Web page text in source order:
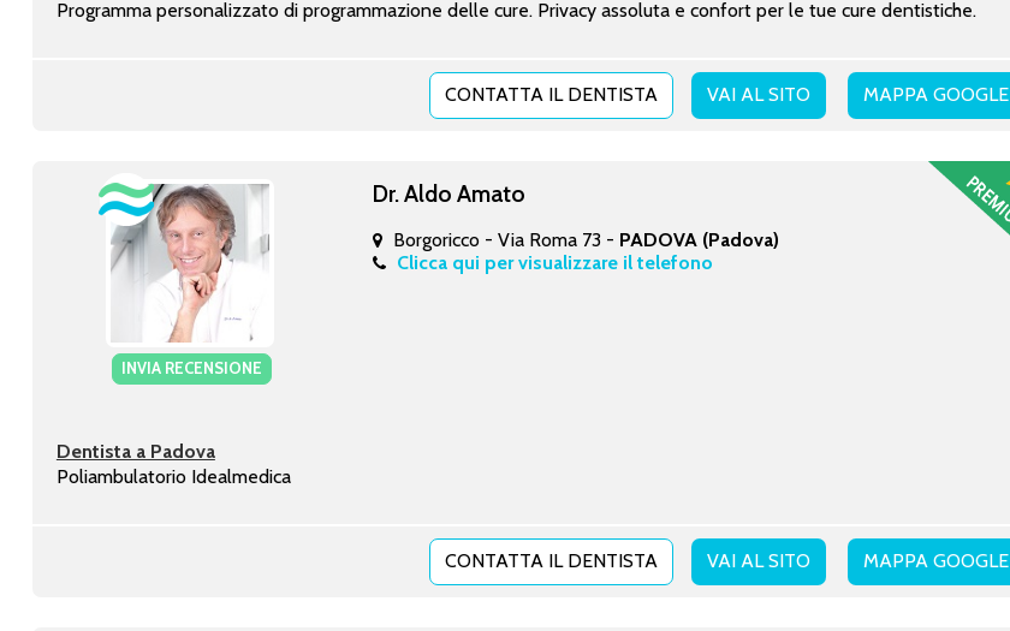
Programma personalizzato di programmazione delle cure. Privacy assoluta e confort per le tue cure dentistiche.
MAPPA GOOGLE
CONTATTA IL DENTISTA VAI AL SITO
INVIA RECENSIONE
Dr. Aldo Amato
Borgoricco - Via Roma 73 - PADOVA (Padova)
Clicca qui per visualizzare il telefono
Dentista a Padova
Poliambulatorio Idealmedica
MAPPA GOOGLE
CONTATTA IL DENTISTA VAI AL SITO